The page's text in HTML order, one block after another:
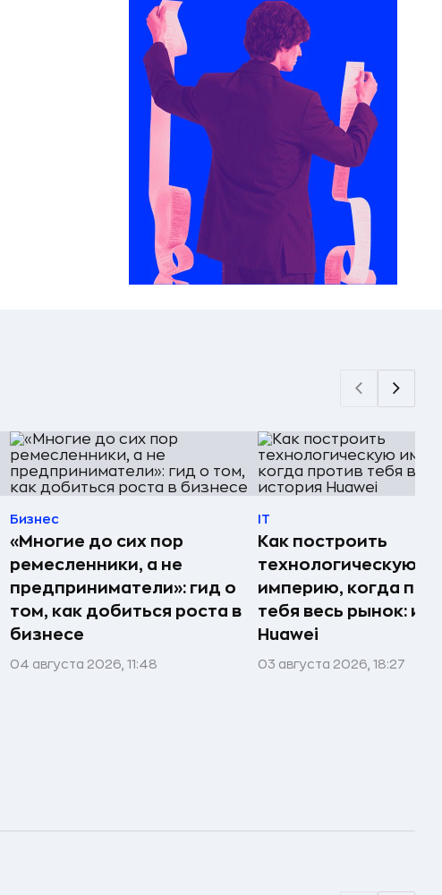
Бизнес
«Многие до сих пор
ремесленники, а не
предприниматели»: гид о
том, как добиться роста в
бизнесе
04 августа 2026, 11:48
IT
Как построить
технологическую
империю, когда
тебя весь рынок:
Huawei
03 августа 2026, 18:27